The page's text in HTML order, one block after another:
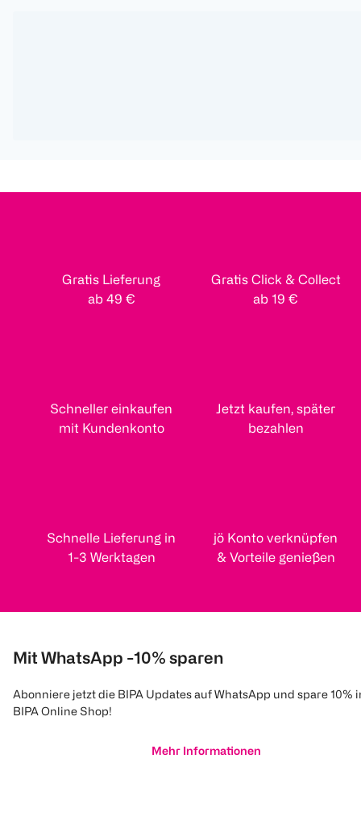
Gratis Lieferung
ab 49 €
Gratis Click & Collect
ab 19 €
Schneller einkaufen
mit Kundenkonto
Jetzt kaufen, später
bezahlen
Schnelle Lieferung in
1-3 Werktagen
jö Konto verknüpfen
& Vorteile genießen
Mit WhatsApp -10% sparen
Abonniere jetzt die BIPA Updates auf WhatsApp und spare 10%
BIPA Online Shop!
Mehr Informationen